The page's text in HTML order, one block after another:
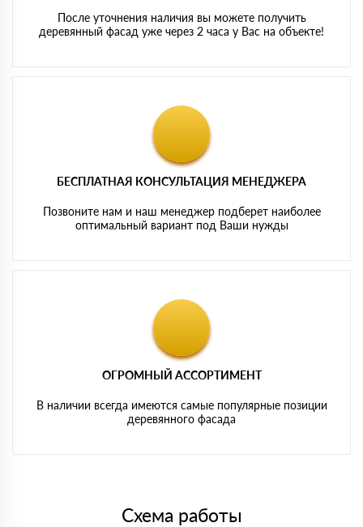
После уточнения наличия вы можете получить
деревянный фасад уже через 2 часа у Вас на объекте!
БЕСПЛАТНАЯ КОНСУЛЬТАЦИЯ МЕНЕДЖЕРА
Позвоните нам и наш менеджер подберет наиболее
оптимальный вариант под Ваши нужды
ОГРОМНЫЙ АССОРТИМЕНТ
В наличии всегда имеются самые популярные позиции
деревянного фасада
Схема работы